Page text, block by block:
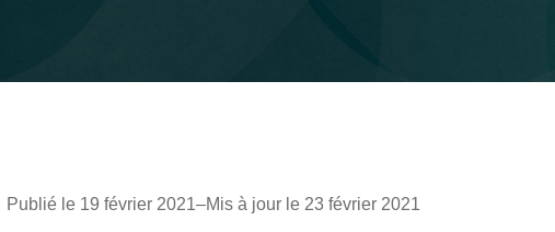
Publié le 19 février 2021–Mis à jour le 23 février 2021